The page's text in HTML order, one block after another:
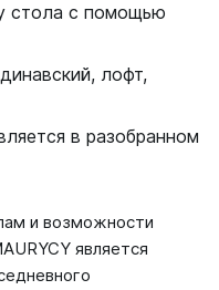
стола с помощью
лофт,
в разобранном
и возможности
является